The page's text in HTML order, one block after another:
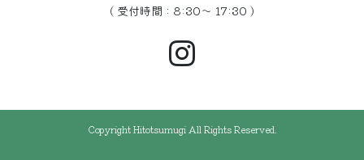
( 受付時間 : 8:30〜 17:30 )
Copyright Hitotsumugi All Rights Reserved.